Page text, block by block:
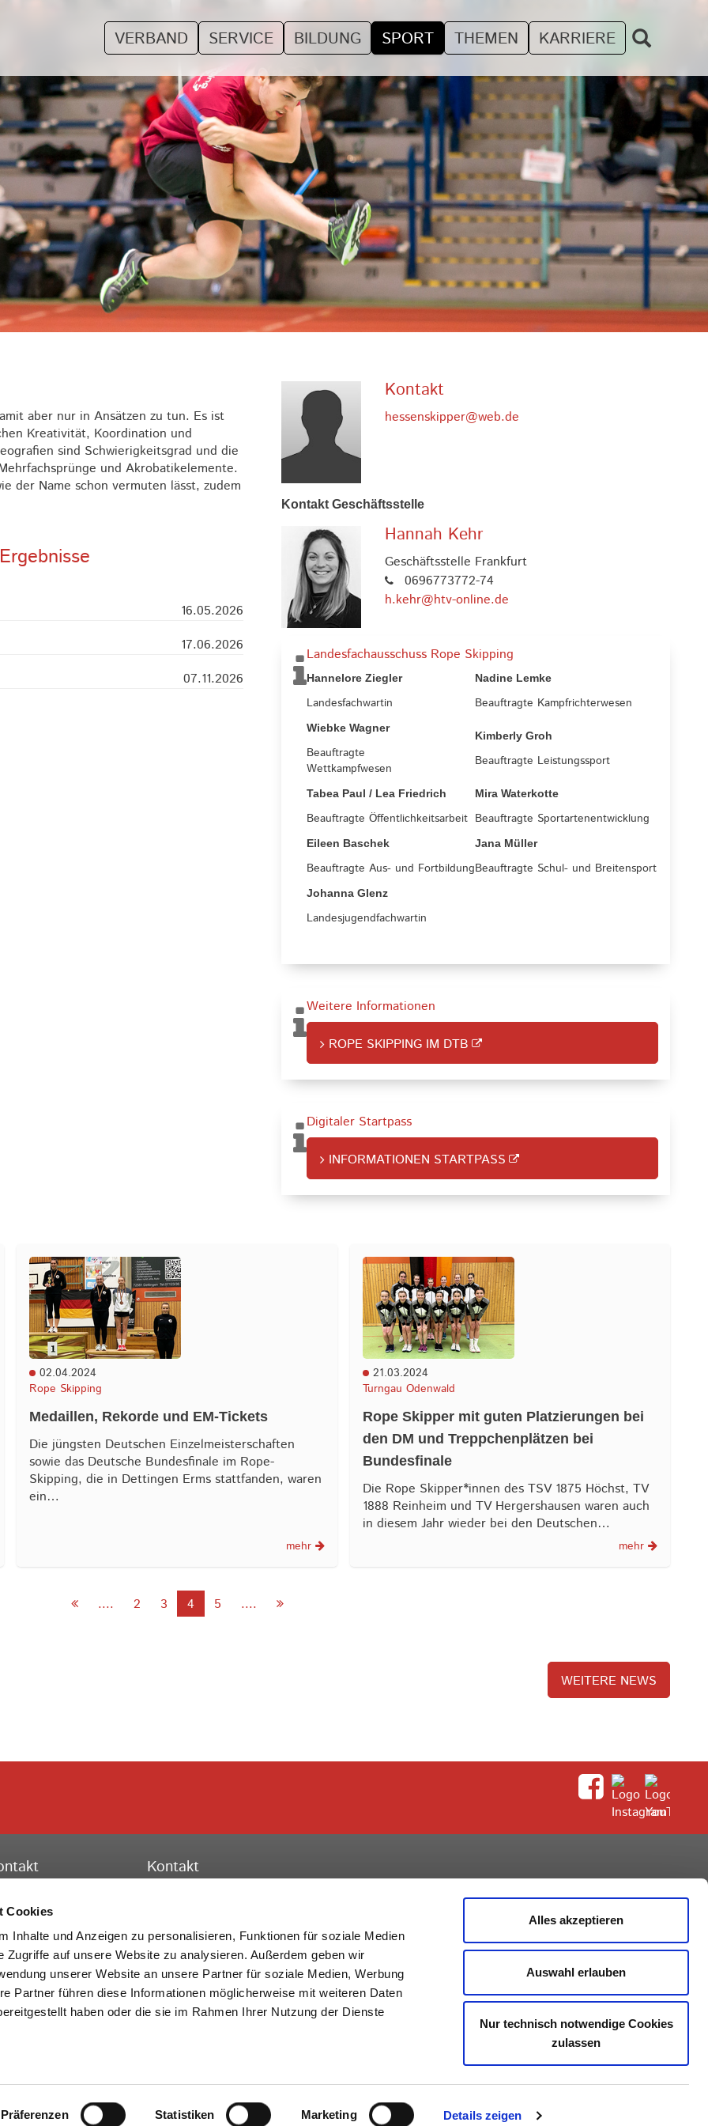
Cookies
Inhalte und Anzeigen zu personalisieren, Funktionen für soziale Medien
Zugriffe auf unsere Website zu analysieren. Außerdem geben wir
unserer Website an unsere Partner für soziale Medien, Werbung
Partner führen diese Informationen möglicherweise mit weiteren Daten
haben oder die sie im Rahmen Ihrer Nutzung der Dienste
Präferenzen Statistiken Marketing Details zeigen
Alles akzeptieren
Auswahl erlauben
Nur technisch notwendige Cookies
zulassen
VERBAND SERVICE BILDUNG SPORT THEMEN KARRIERE
aber nur in Ansätzen zu tun. Es ist
Kreativität, Koordination und
sind Schwierigkeitsgrad und die
und Akrobatikelemente.
der Name schon vermuten lässt, zudem
16.05.2026
17.06.2026
07.11.2026
Kontakt
hessenskipper@web.de
Kontakt Geschäftsstelle
Hannah Kehr
Geschäftsstelle Frankfurt
0696773772-74
h.kehr@htv-online.de
Landesfachausschuss Rope Skipping
Hannelore Ziegler
Landesfachwartin
Nadine Lemke
Beauftragte Kampfrichterwesen
Wiebke Wagner
Beauftragte
Wettkampfwesen
Kimberly Groh
Beauftragte Leistungssport
Tabea Paul / Lea Friedrich
Beauftragte Öffentlichkeitsarbeit
Mira Waterkotte
Beauftragte Sportartenentwicklung
Eileen Baschek
Beauftragte Aus- und Fortbildung
Jana Müller
Beauftragte Schul- und Breitensport
Johanna Glenz
Landesjugendfachwartin
Weitere Informationen
ROPE SKIPPING IM DTB
Digitaler Startpass
INFORMATIONEN STARTPASS
02.04.2024
Rope Skipping
Medaillen, Rekorde und EM-Tickets
Die jüngsten Deutschen Einzelmeisterschaften
sowie das Deutsche Bundesfinale im Rope-
Skipping, die in Dettingen Erms stattfanden, waren
ein…
mehr
21.03.2024
Turngau Odenwald
Rope Skipper mit guten Platzierungen bei
den DM und Treppchenplätzen bei
Bundesfinale
Die Rope Skipper*innen des TSV 1875 Höchst, TV
1888 Reinheim und TV Hergershausen waren auch
in diesem Jahr wieder bei den Deutschen…
mehr
.... 2 3 4 5 ....
WEITERE NEWS
Frankfurt
Frankfurt am Main
069 6773772-0
069 6773772-99
info@htv-online.de
Kontakt
36304 Alsfeld
Telefon:069 6773772-0
Fax: 06631 705-20
E-Mail: info@htv-online.de
NEWS REGIONAL NEWS NEWSLETTER KONTAKT
IMPRESSUM DATENSCHUTZ BARRIEREFREIHEIT COOKIES